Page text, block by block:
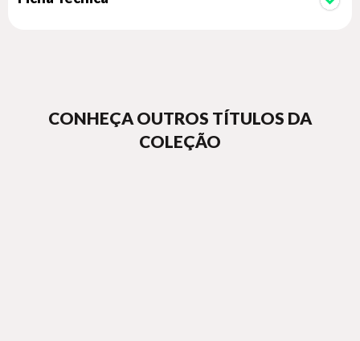
CONHEÇA OUTROS TÍTULOS DA
COLEÇÃO